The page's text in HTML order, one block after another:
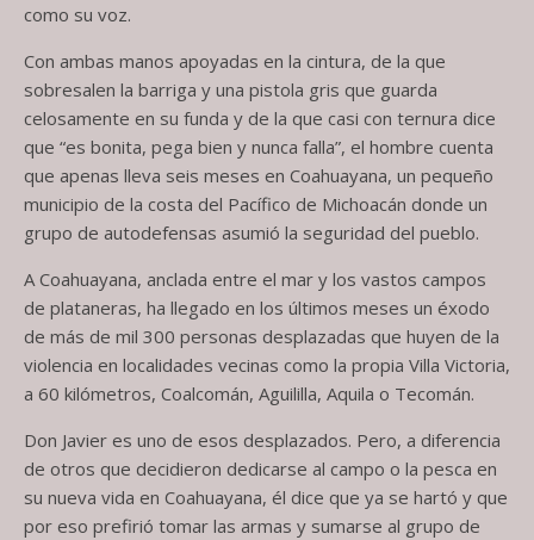
como su voz.
Con ambas manos apoyadas en la cintura, de la que
sobresalen la barriga y una pistola gris que guarda
celosamente en su funda y de la que casi con ternura dice
que “es bonita, pega bien y nunca falla”, el hombre cuenta
que apenas lleva seis meses en Coahuayana, un pequeño
municipio de la costa del Pacífico de Michoacán donde un
grupo de autodefensas asumió la seguridad del pueblo.
A Coahuayana, anclada entre el mar y los vastos campos
de plataneras, ha llegado en los últimos meses un éxodo
de más de mil 300 personas desplazadas que huyen de la
violencia en localidades vecinas como la propia Villa Victoria,
a 60 kilómetros, Coalcomán, Aguililla, Aquila o Tecomán.
Don Javier es uno de esos desplazados. Pero, a diferencia
de otros que decidieron dedicarse al campo o la pesca en
su nueva vida en Coahuayana, él dice que ya se hartó y que
por eso prefirió tomar las armas y sumarse al grupo de